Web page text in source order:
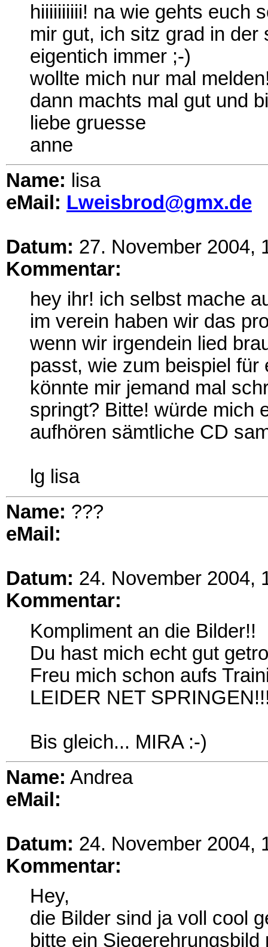
hiiiiiiiiii! na wie gehts euch
mir gut, ich sitz grad in
eigentich immer ;-)
wollte mich nur mal
dann machts mal gut und
liebe gruesse
anne
Name: lisa
eMail: Lweisbrod@gmx.de
Datum: 27. November 2004,
Kommentar:
hey ihr! ich selbst mache
im verein haben wir das
wenn wir irgendein lied
passt, wie zum beispiel für
könnte mir jemand mal
springt? Bitte! würde mich
aufhören sämtliche CD
lg lisa
Name: ???
eMail:
Datum: 24. November 2004,
Kommentar:
Kompliment an die Bilder!!
Du hast mich echt gut
Freu mich schon aufs
LEIDER NET
Bis gleich... MIRA :-)
Name: Andrea
eMail:
Datum: 24. November 2004,
Kommentar:
Hey,
die Bilder sind ja voll cool
bitte ein